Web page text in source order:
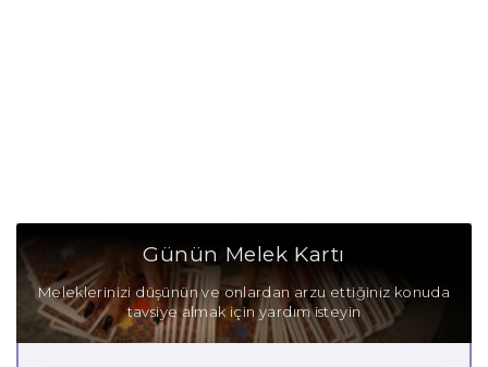
Günün Melek Kartı
Meleklerinizi düşünün ve onlardan arzu ettiğiniz konuda
tavsiye almak için yardım isteyin